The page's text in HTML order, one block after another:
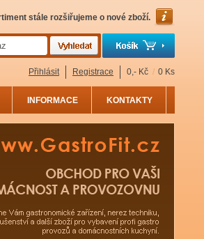
stále rozšiřujeme o nové zboží.
Přihlásit Registrace 0,- Kč / 0 Ks
INFORMACE KONTAKTY